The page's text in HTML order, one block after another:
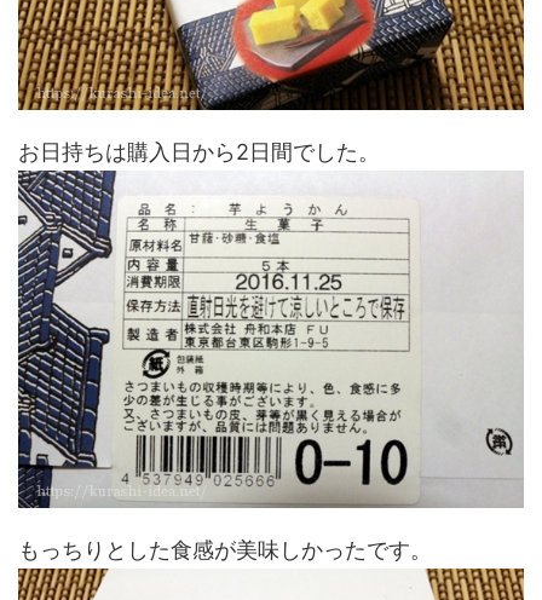
お日持ちは購入日から2日間でした。
もっちりとした食感が美味しかったです。